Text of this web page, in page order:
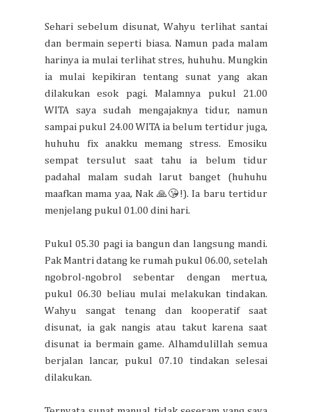
Sehari sebelum disunat, Wahyu terlihat santai
dan bermain seperti biasa. Namun pada malam
harinya ia mulai terlihat stres, huhuhu. Mungkin
ia mulai kepikiran tentang sunat yang akan
dilakukan esok pagi. Malamnya pukul 21.00
WITA saya sudah mengajaknya tidur, namun
sampai pukul 24.00 WITA ia belum tertidur juga,
huhuhu fix anakku memang stress. Emosiku
sempat tersulut saat tahu ia belum tidur
padahal malam sudah larut banget (huhuhu
maafkan mama yaa, Nak 🙏😘!). Ia baru tertidur
menjelang pukul 01.00 dini hari.
Pukul 05.30 pagi ia bangun dan langsung mandi.
Pak Mantri datang ke rumah pukul 06.00, setelah
ngobrol-ngobrol sebentar dengan mertua,
pukul 06.30 beliau mulai melakukan tindakan.
Wahyu sangat tenang dan kooperatif saat
disunat, ia gak nangis atau takut karena saat
disunat ia bermain game. Alhamdulillah semua
berjalan lancar, pukul 07.10 tindakan selesai
dilakukan.